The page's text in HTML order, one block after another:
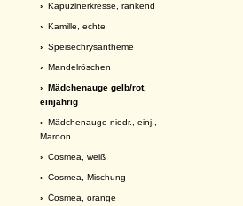
› Kapuzinerkresse, rankend
› Kamille, echte
› Speisechrysantheme
› Mandelröschen
› Mädchenauge gelb/rot,
einjährig
› Mädchenauge niedr., einj.,
Maroon
› Cosmea, weiß
› Cosmea, Mischung
› Cosmea, orange